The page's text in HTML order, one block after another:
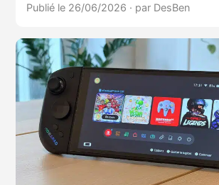
Publié le 26/06/2026 · par DesBen